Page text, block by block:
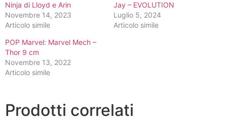
Ninja di Lloyd e Arin
Novembre 14, 2023
Articolo simile
Jay – EVOLUTION
Luglio 5, 2024
Articolo simile
POP Marvel: Marvel Mech –
Thor 9 cm
Novembre 13, 2022
Articolo simile
Prodotti correlati